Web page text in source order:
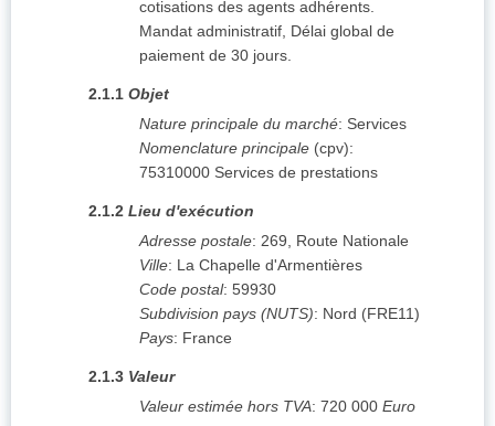
cotisations des agents adhérents.
Mandat administratif, Délai global de
paiement de 30 jours.
2.1.1 Objet
Nature principale du marché: Services
Nomenclature principale (cpv):
75310000 Services de prestations
2.1.2 Lieu d'exécution
Adresse postale: 269, Route Nationale
Ville: La Chapelle d'Armentières
Code postal: 59930
Subdivision pays (NUTS): Nord (FRE11)
Pays: France
2.1.3 Valeur
Valeur estimée hors TVA: 720 000 Euro